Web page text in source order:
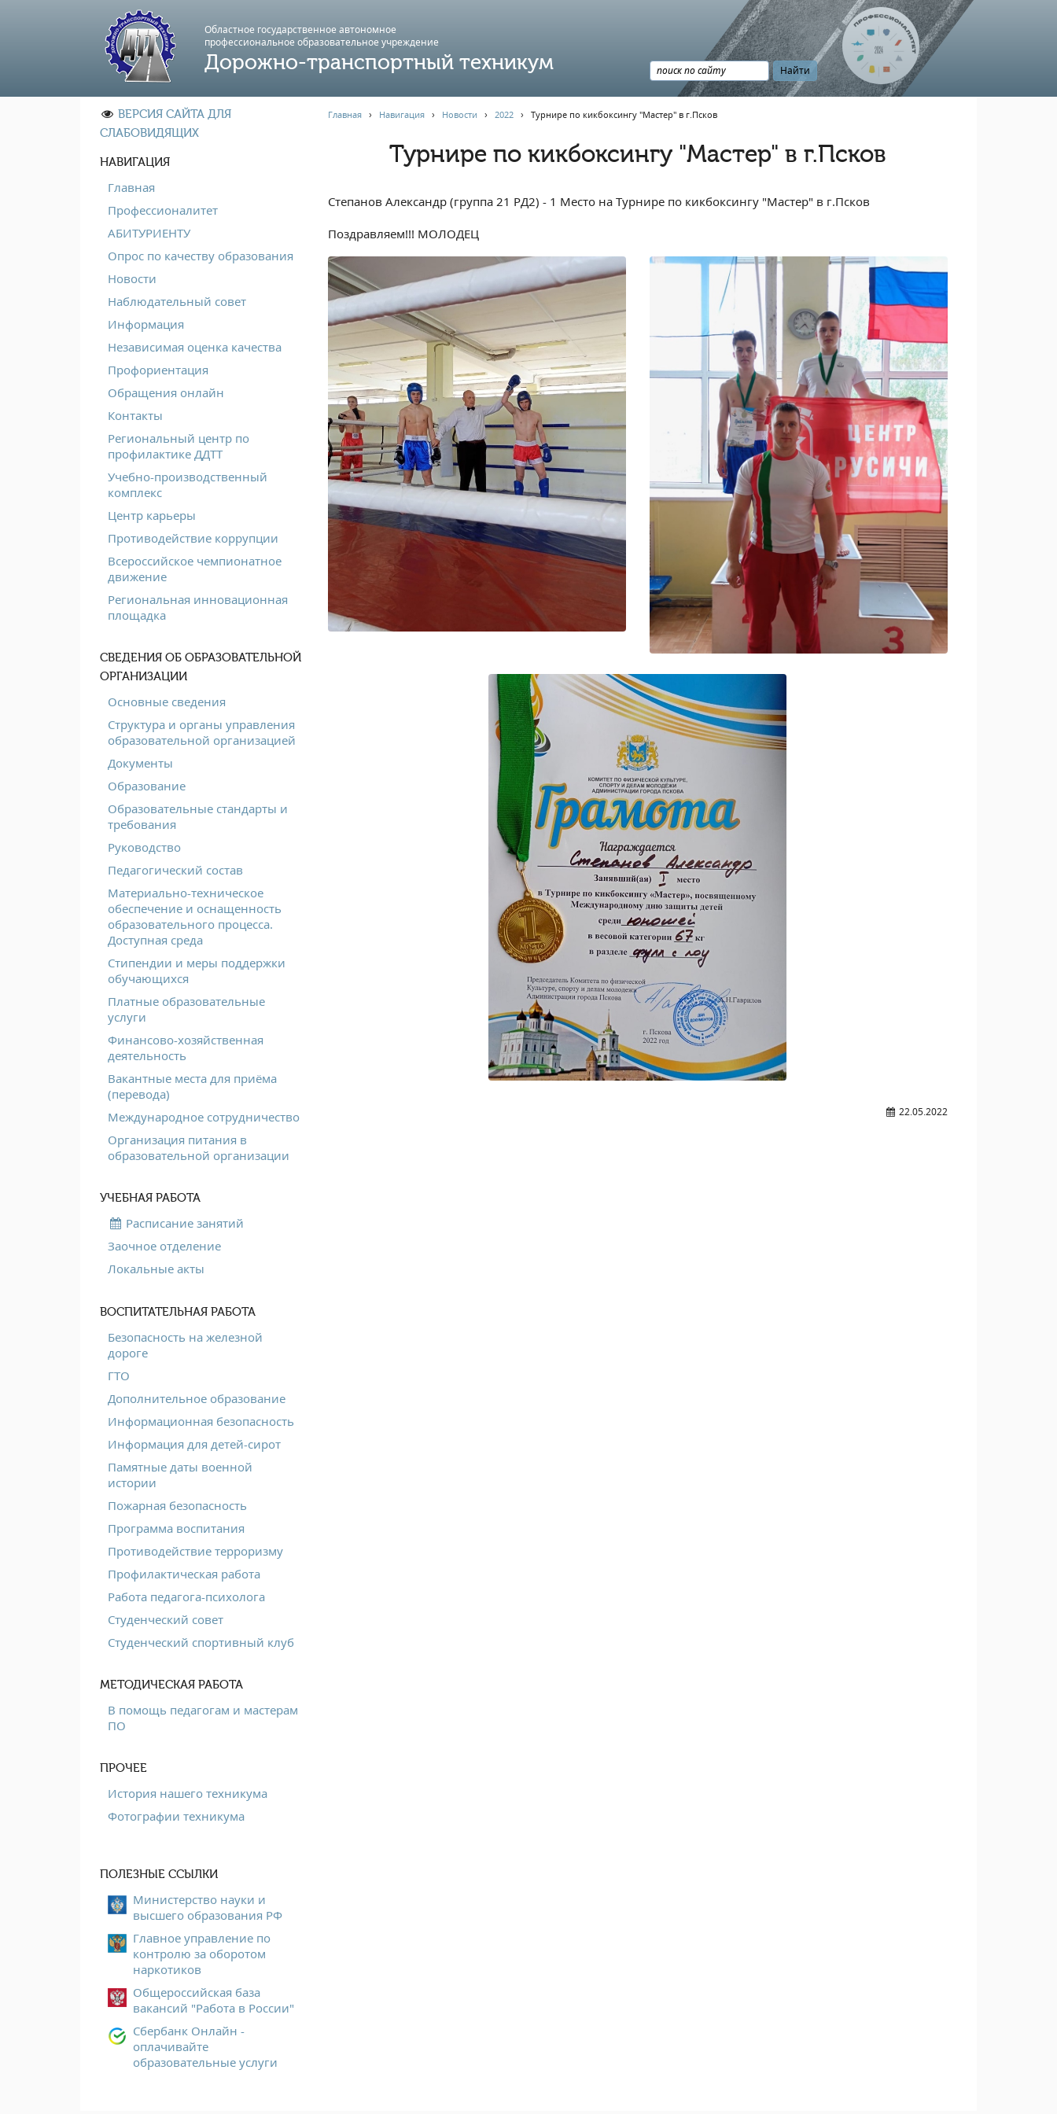
Областное государственное автономное
профессиональноe образовательное учреждение
Дорожно-транспортный техникум
ВЕРСИЯ САЙТА ДЛЯ
СЛАБОВИДЯЩИХ
НАВИГАЦИЯ
Главная
Профессионалитет
АБИТУРИЕНТУ
Опрос по качеству образования
Новости
Наблюдательный совет
Информация
Независимая оценка качества
Профориентация
Обращения онлайн
Контакты
Региональный центр по
профилактике ДДТТ
Учебно-производственный
комплекс
Центр карьеры
Противодействие коррупции
Всероссийское чемпионатное
движение
Региональная инновационная
площадка
СВЕДЕНИЯ ОБ ОБРАЗОВАТЕЛЬНОЙ
ОРГАНИЗАЦИИ
Основные сведения
Структура и органы управления
образовательной организацией
Документы
Образование
Образовательные стандарты и
требования
Руководство
Педагогический состав
Материально-техническое
обеспечение и оснащенность
образовательного процесса.
Доступная среда
Стипендии и меры поддержки
обучающихся
Платные образовательные
услуги
Финансово-хозяйственная
деятельность
Вакантные места для приёма
(перевода)
Международное сотрудничество
Организация питания в
образовательной организации
УЧЕБНАЯ РАБОТА
Расписание занятий
Заочное отделение
Локальные акты
ВОСПИТАТЕЛЬНАЯ РАБОТА
Безопасность на железной
дороге
ГТО
Дополнительное образование
Информационная безопасность
Информация для детей-сирот
Памятные даты военной
истории
Пожарная безопасность
Программа воспитания
Противодействие терроризму
Профилактическая работа
Работа педагога-психолога
Студенческий совет
Студенческий спортивный клуб
МЕТОДИЧЕСКАЯ РАБОТА
В помощь педагогам и мастерам
ПО
ПРОЧЕЕ
История нашего техникума
Фотографии техникума
ПОЛЕЗНЫЕ ССЫЛКИ
Министерство науки и
высшего образования РФ
Главное управление по
контролю за оборотом
наркотиков
Общероссийская база
вакансий "Работа в России"
Сбербанк Онлайн -
оплачивайте
образовательные услуги
Главная› Навигация› Новости › 2022› Турнире по кикбоксингу "Мастер" в г.Псков
Турнире по кикбоксингу "Мастер" в г.Псков
Степанов Александр (группа 21 РД2) - 1 Место на Турнире по кикбоксингу "Мастер" в г.Псков
Поздравляем!!! МОЛОДЕЦ
22.05.2022